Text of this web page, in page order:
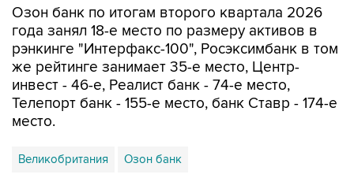
Озон банк по итогам второго квартала 2026
года занял 18-е место по размеру активов в
рэнкинге "Интерфакс-100", Росэксимбанк в том
же рейтинге занимает 35-е место, Центр-
инвест - 46-е, Реалист банк - 74-е место,
Телепорт банк - 155-е место, банк Ставр - 174-е
место.
Великобритания Озон банк